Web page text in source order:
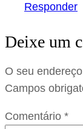
Responder
Deixe um
O seu
Campos
Comentário *